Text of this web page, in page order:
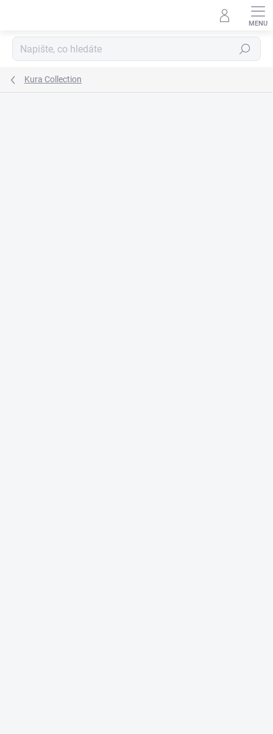
Hledat
Kura Collection